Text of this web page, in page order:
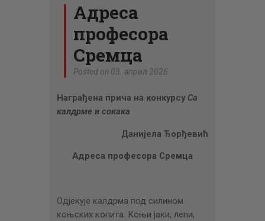
НАЈПРОДАВАНИЈЕ
НОВЕ КЊИГЕ
ОТРГНУТО ОД
ЗАБОРАВА
АУТОРИ
ПИСМО
Адреса
професора
Сремца
Posted on 03. април 2026
Награђена прича на конкурсу Са
калдрме и сокака
Данијела Ђорђевић
Адреса професора Сремца
Одјекује калдрма под силином
коњских копита. Коњи јаки, лепи,